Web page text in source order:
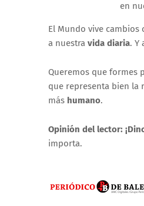
en
El Mundo vive cambios
a nuestra vida diaria. Y
Queremos que formes
que representa bien la
más humano.
Opinión del lector:
importa.